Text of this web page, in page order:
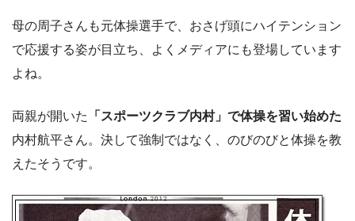
母の周子さんも元体操選手で、おさげ頭にハイテンション
で応援する姿が目立ち、よくメディアにも登場しています
よね。
両親が開いた
「スポーツクラブ内村」で体操を習い始めた
内村航平さん。決して強制ではなく、のびのびと体操を教
えたそうです。